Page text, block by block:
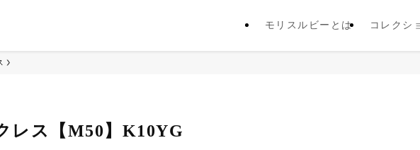
モリスルビーとは コレクシ
レス【M50】K10YG